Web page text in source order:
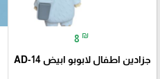
8 ₪
جزادين اطفال لابوبو ابيض AD-14